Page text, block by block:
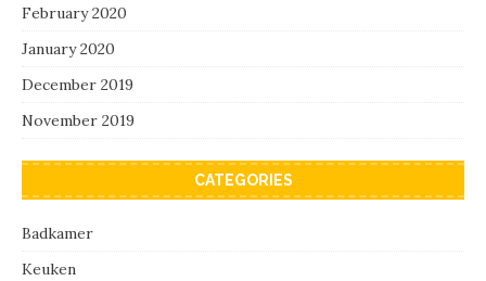
February 2020
January 2020
December 2019
November 2019
CATEGORIES
Badkamer
Keuken